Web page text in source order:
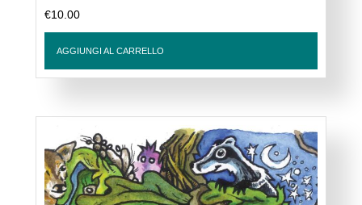
€10.00
AGGIUNGI AL CARRELLO